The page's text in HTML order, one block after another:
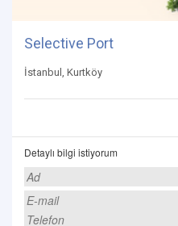
Selective Port
İstanbul, Kurtköy
Detaylı bilgi istiyorum